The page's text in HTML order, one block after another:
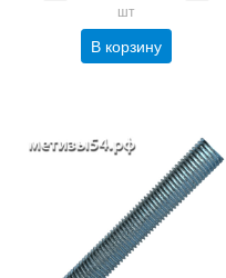
шт
В корзину